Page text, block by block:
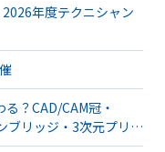
年度テクニシャン
？CAD/CAM冠・
ブリッジ・3次元プリン